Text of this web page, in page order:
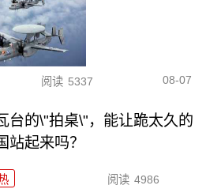
阅读 5337 08-07
台的\"拍桌\"，能让跪太久的
站起来吗？
阅读 4986